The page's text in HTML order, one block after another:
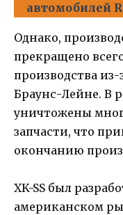
автомобилей
Однако,
прекращено
производства из-
Браунс-Лейне. В
уничтожены
запчасти, что
окончанию
XK-SS был
американском